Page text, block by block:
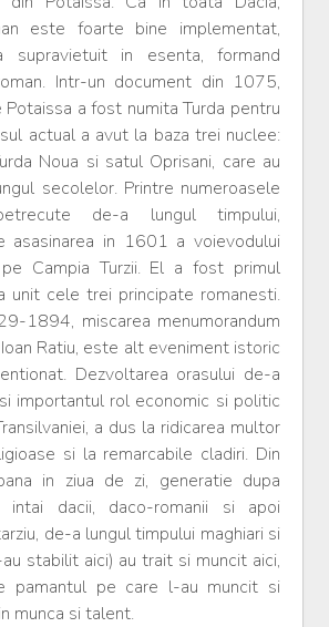
este foarte bine implementat,
supravietuit in esenta, formand
Intr-un document din 1075,
Potaissa a fost numita Turda pentru
actual a avut la baza trei nuclee:
Noua si satul Oprisani, care au
secolelor. Printre numeroasele
de-a lungul timpului,
asasinarea in 1601 a voievodului
Campia Turzii. El a fost primul
unit cele trei principate romanesti.
1894, miscarea menumorandum
Ratiu, este alt eveniment istoric
Dezvoltarea orasului de-a
importantul rol economic si politic
a dus la ridicarea multor
si la remarcabile cladiri. Din
in ziua de zi, generatie dupa
intai dacii, daco-romanii si apoi
de-a lungul timpului maghiari si
stabilit aici) au trait si muncit aici,
pamantul pe care l-au muncit si
munca si talent.